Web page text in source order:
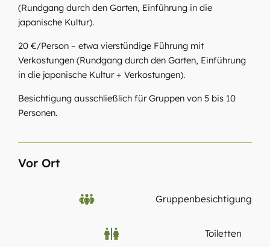
(Rundgang durch den Garten, Einführung in die
japanische Kultur).
20 €/Person – etwa vierstündige Führung mit
Verkostungen (Rundgang durch den Garten, Einführung
in die japanische Kultur + Verkostungen).
Besichtigung ausschließlich für Gruppen von 5 bis 10
Personen.
Vor Ort
Gruppenbesichtigung
Toiletten